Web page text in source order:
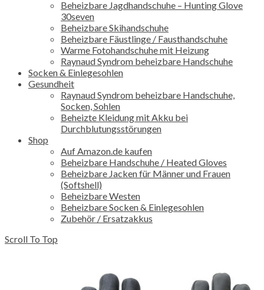
Beheizbare Jagdhandschuhe – Hunting Glove
30seven
Beheizbare Skihandschuhe
Beheizbare Fäustlinge / Fausthandschuhe
Warme Fotohandschuhe mit Heizung
Raynaud Syndrom beheizbare Handschuhe
Socken & Einlegesohlen
Gesundheit
Raynaud Syndrom beheizbare Handschuhe,
Socken, Sohlen
Beheizte Kleidung mit Akku bei
Durchblutungsstörungen
Shop
Auf Amazon.de kaufen
Beheizbare Handschuhe / Heated Gloves
Beheizbare Jacken für Männer und Frauen
(Softshell)
Beheizbare Westen
Beheizbare Socken & Einlegesohlen
Zubehör / Ersatzakkus
Scroll To Top